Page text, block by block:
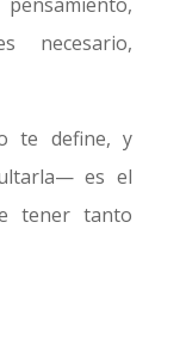
necesario,
te define, y
es el
tener tanto